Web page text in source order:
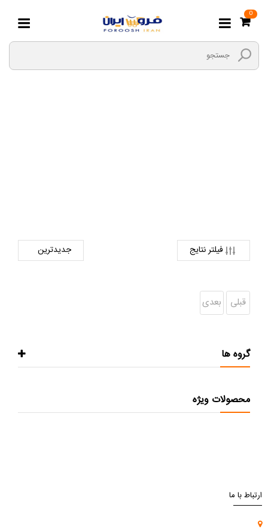
0
فیلتر نتایج
قبلی بعدی
گروه ها
محصولات ویژه
ارتباط با ما